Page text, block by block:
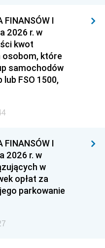
FINANSÓW I
2026 r. w
kwot
osobom, które
samochodów
FSO 1500,
FINANSÓW I
2026 r. w
w
opłat za
parkowanie